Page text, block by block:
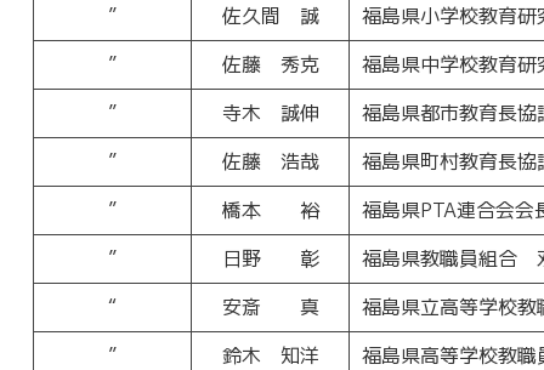
”
佐久間 誠
福島県小学校教育研
”
佐藤 秀克
福島県中学校教育研
”
寺木 誠伸
福島県都市教育長協
”
佐藤 浩哉
福島県町村教育長協
”
橋本 裕
福島県PTA連合会会
”
日野 彰
福島県教職員組合
“
安斎 真
福島県立高等学校
”
鈴木 知洋
福島県高等学校教